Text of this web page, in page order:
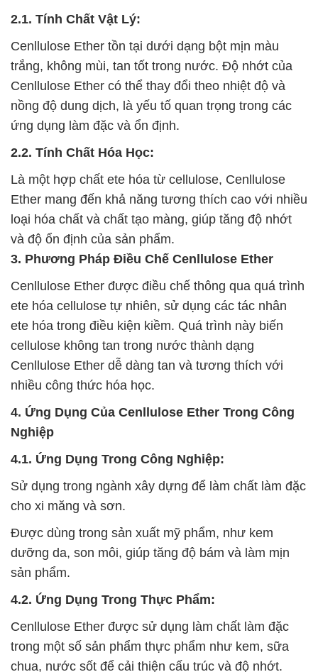
2.1. Tính Chất Vật Lý:
Cenllulose Ether tồn tại dưới dạng bột mịn màu
trắng, không mùi, tan tốt trong nước. Độ nhớt của
Cenllulose Ether có thể thay đổi theo nhiệt độ và
nồng độ dung dịch, là yếu tố quan trọng trong các
ứng dụng làm đặc và ổn định.
2.2. Tính Chất Hóa Học:
Là một hợp chất ete hóa từ cellulose, Cenllulose
Ether mang đến khả năng tương thích cao với nhiều
loại hóa chất và chất tạo màng, giúp tăng độ nhớt
và độ ổn định của sản phẩm.
3. Phương Pháp Điều Chế Cenllulose Ether
Cenllulose Ether được điều chế thông qua quá trình
ete hóa cellulose tự nhiên, sử dụng các tác nhân
ete hóa trong điều kiện kiềm. Quá trình này biến
cellulose không tan trong nước thành dạng
Cenllulose Ether dễ dàng tan và tương thích với
nhiều công thức hóa học.
4. Ứng Dụng Của Cenllulose Ether Trong Công
Nghiệp
4.1. Ứng Dụng Trong Công Nghiệp:
Sử dụng trong ngành xây dựng để làm chất làm đặc
cho xi măng và sơn.
Được dùng trong sản xuất mỹ phẩm, như kem
dưỡng da, son môi, giúp tăng độ bám và làm mịn
sản phẩm.
4.2. Ứng Dụng Trong Thực Phẩm:
Cenllulose Ether được sử dụng làm chất làm đặc
trong một số sản phẩm thực phẩm như kem, sữa
chua, nước sốt để cải thiện cấu trúc và độ nhớt.